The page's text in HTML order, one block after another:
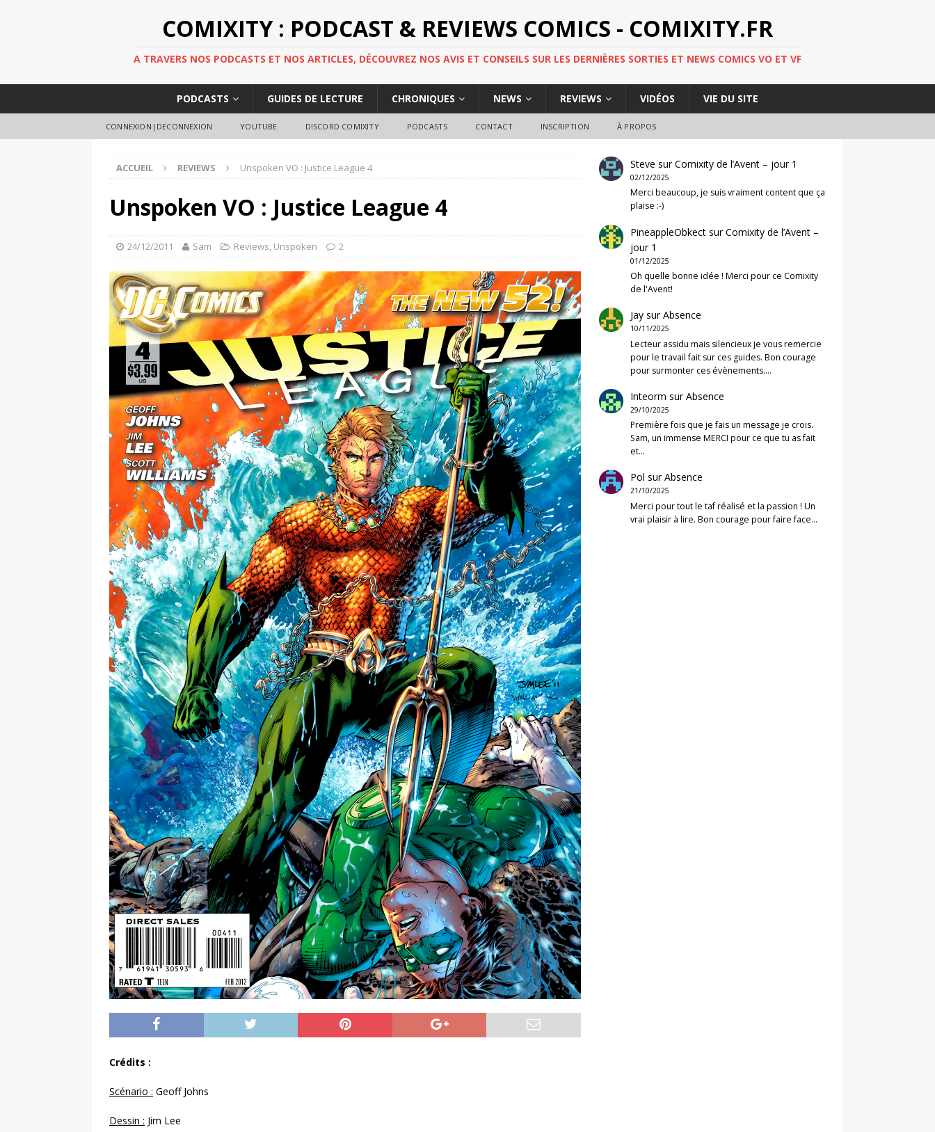
COMIXITY : PODCAST & REVIEWS COMICS - COMIXITY.FR
A TRAVERS NOS PODCASTS ET NOS ARTICLES, DÉCOUVREZ NOS AVIS ET CONSEILS SUR LES DERNIÈRES SORTIES ET NEWS COMICS VO ET VF
PODCASTS GUIDES DE LECTURE CHRONIQUES NEWS REVIEWS VIDÉOS VIE DU SITE
CONNEXION|DECONNEXION YOUTUBE DISCORD COMIXITY PODCASTS CONTACT INSCRIPTION À PROPOS
ACCUEIL REVIEWS Unspoken VO : Justice League 4
Unspoken VO : Justice League 4
24/12/2011 Sam Reviews, Unspoken 2
Crédits :
Scénario : Geoff Johns
Dessin : Jim Lee
Steve surComixity de l’Avent – jour 1
02/12/2025
Merci beaucoup, je suis vraiment content que ça
plaise :-)
PineappleObkect surComixity de l’Avent –
jour 1
01/12/2025
Oh quelle bonne idée ! Merci pour ce Comixity
de l'Avent!
Jay surAbsence
10/11/2025
Lecteur assidu mais silencieux je vous remercie
pour le travail fait sur ces guides. Bon courage
pour surmonter ces évènements.…
Inteorm surAbsence
29/10/2025
Première fois que je fais un message je crois.
Sam, un immense MERCI pour ce que tu as fait
et…
Pol surAbsence
21/10/2025
Merci pour tout le taf réalisé et la passion ! Un
vrai plaisir à lire. Bon courage pour faire face…